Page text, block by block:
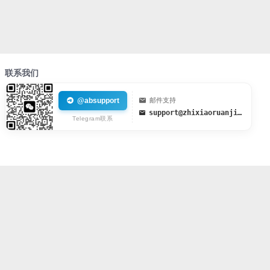
联系我们
@absupport
Telegram联系
邮件支持
support@zhixiaoruanjian.org